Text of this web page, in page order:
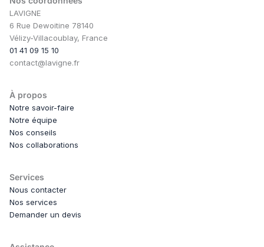
LAVIGNE
6 Rue Dewoitine 78140
Vélizy-Villacoublay, France
01 41 09 15 10
contact@lavigne.fr
À propos
Notre savoir-faire
Notre équipe
Nos conseils
Nos collaborations
Services
Nous contacter
Nos services
Demander un devis